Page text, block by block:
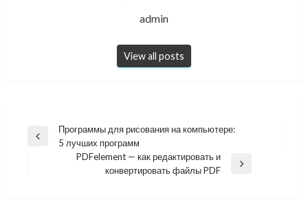
admin
View all posts
Навигация
Previous
Программы для рисования на компьютере:
5 лучших программ
PDFelement — как редактировать и
конвертировать файлы PDF